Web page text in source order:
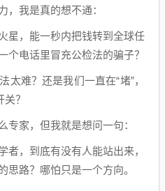
，我是真的想不通：
星，能一秒内把钱转到全球任
个电话里冒充公检法的骗子？
太难？还是我们一直在“堵”，
？
专家，但我就是想问一句：
者，到底有没有人能站出来，
思路？哪怕只是一个方向。